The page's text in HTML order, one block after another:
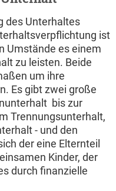
des Unterhaltes
ist
Umstände es einem
zu leisten. Beide
um ihre
Es gibt zwei große
 bis zur
Trennungsunterhalt,
- und den
der eine Elternteil
Kinder, der
durch finanzielle